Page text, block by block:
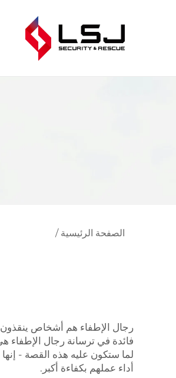
الصفحة الرئيسية /
رجال الإطفاء هم أشخاص ينقذون
فائدة في ترسانة رجال الإطفاء
لما ستكون عليه هذه القصة -
أداء عملهم بكفاءة أكبر.